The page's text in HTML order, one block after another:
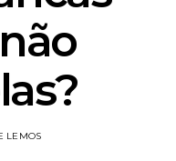
LEMOS